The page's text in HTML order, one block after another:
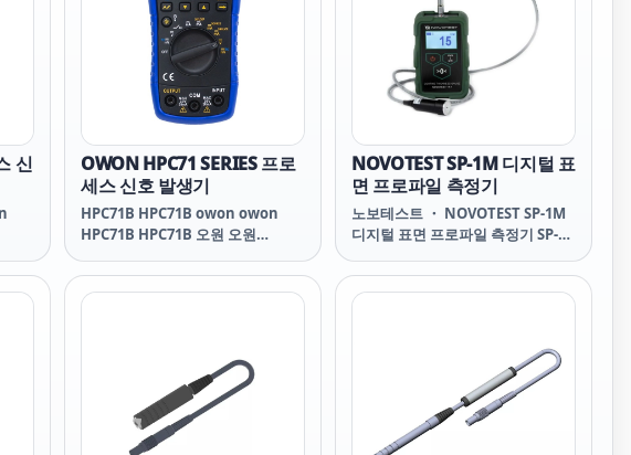
신
원
OWON HPC71 SERIES 프로
세스 신호 발생기
HPC71B HPC71B owon owon
HPC71B HPC71B 오원 오원
owon HPC71A HPC71A 오원 오원
HPC71A HPC71 HPC71owon
NOVOTEST SP-1M 디지털 표
면 프로파일 측정기
노보테스트 ・ NOVOTEST SP-1M
디지털 표면 프로파일 측정기 SP-
Gauge Digital Surface Profile
Gauge NOVOTEST SP-1M is
surfaces. Also it can be used
for measurements of surface
roughness (Rz), after abrasive
blasting pre-painting work.
Conv